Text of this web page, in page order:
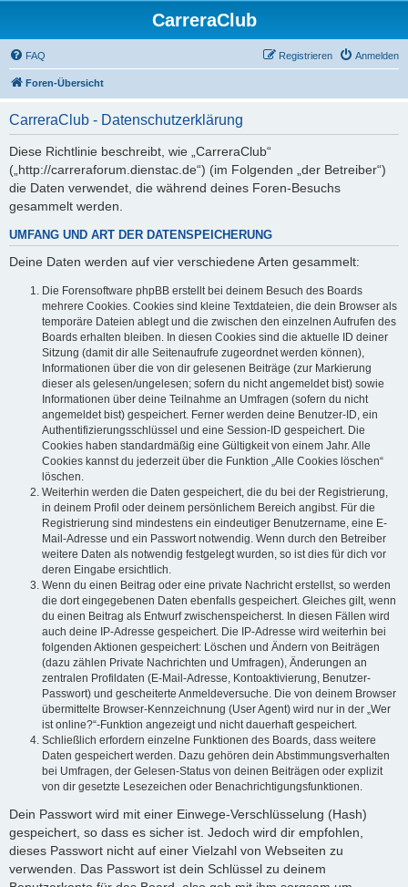
CarreraClub
FAQ Anmelden
Registrieren
Foren-Übersicht
CarreraClub - Datenschutzerklärung
Diese Richtlinie beschreibt, wie „CarreraClub“
(„http://carreraforum.dienstac.de“) (im Folgenden „der Betreiber“)
die Daten verwendet, die während deines Foren-Besuchs
gesammelt werden.
UMFANG UND ART DER DATENSPEICHERUNG
Deine Daten werden auf vier verschiedene Arten gesammelt:
Die Forensoftware phpBB erstellt bei deinem Besuch des Boards
mehrere Cookies. Cookies sind kleine Textdateien, die dein Browser als
temporäre Dateien ablegt und die zwischen den einzelnen Aufrufen des
Boards erhalten bleiben. In diesen Cookies sind die aktuelle ID deiner
Sitzung (damit dir alle Seitenaufrufe zugeordnet werden können),
Informationen über die von dir gelesenen Beiträge (zur Markierung
dieser als gelesen/ungelesen; sofern du nicht angemeldet bist) sowie
Informationen über deine Teilnahme an Umfragen (sofern du nicht
angemeldet bist) gespeichert. Ferner werden deine Benutzer-ID, ein
Authentifizierungsschlüssel und eine Session-ID gespeichert. Die
Cookies haben standardmäßig eine Gültigkeit von einem Jahr. Alle
Cookies kannst du jederzeit über die Funktion „Alle Cookies löschen“
löschen.
Weiterhin werden die Daten gespeichert, die du bei der Registrierung,
in deinem Profil oder deinem persönlichem Bereich angibst. Für die
Registrierung sind mindestens ein eindeutiger Benutzername, eine E-
Mail-Adresse und ein Passwort notwendig. Wenn durch den Betreiber
weitere Daten als notwendig festgelegt wurden, so ist dies für dich vor
deren Eingabe ersichtlich.
Wenn du einen Beitrag oder eine private Nachricht erstellst, so werden
die dort eingegebenen Daten ebenfalls gespeichert. Gleiches gilt, wenn
du einen Beitrag als Entwurf zwischenspeicherst. In diesen Fällen wird
auch deine IP-Adresse gespeichert. Die IP-Adresse wird weiterhin bei
folgenden Aktionen gespeichert: Löschen und Ändern von Beiträgen
(dazu zählen Private Nachrichten und Umfragen), Änderungen an
zentralen Profildaten (E-Mail-Adresse, Kontoaktivierung, Benutzer-
Passwort) und gescheiterte Anmeldeversuche. Die von deinem Browser
übermittelte Browser-Kennzeichnung (User Agent) wird nur in der „Wer
ist online?“-Funktion angezeigt und nicht dauerhaft gespeichert.
Schließlich erfordern einzelne Funktionen des Boards, dass weitere
Daten gespeichert werden. Dazu gehören dein Abstimmungsverhalten
bei Umfragen, der Gelesen-Status von deinen Beiträgen oder explizit
von dir gesetzte Lesezeichen oder Benachrichtigungsfunktionen.
Dein Passwort wird mit einer Einwege-Verschlüsselung (Hash)
gespeichert, so dass es sicher ist. Jedoch wird dir empfohlen,
dieses Passwort nicht auf einer Vielzahl von Webseiten zu
verwenden. Das Passwort ist dein Schlüssel zu deinem